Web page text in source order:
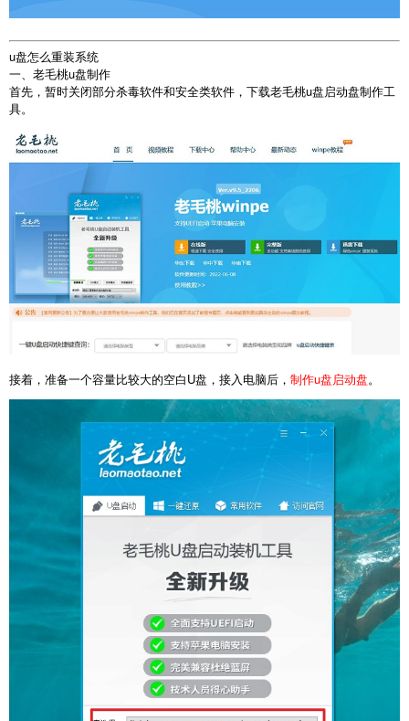
u盘怎么重装系统
一、老毛桃u盘制作
首先，暂时关闭部分杀毒软件和安全类软件，下载老毛桃u盘启动盘制作工
具。
接着，准备一个容量比较大的空白U盘，接入电脑后， 制作u盘启动盘。